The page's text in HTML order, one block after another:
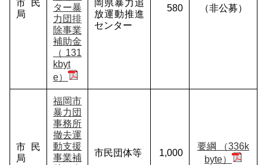
市民
局
ター暴
力団排
除事業
補助金
（131
kbyt
e）
岡県暴力追
放運動推進
センター
580 （非公募）
市民
局
福岡市
暴力団
事務所
撤去運
動支援
事業補
市民団体等 1,000
要綱 （336k
byte）